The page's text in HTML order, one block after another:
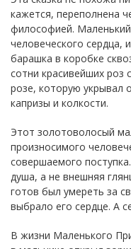
кажется, переполнена
философией.
человеческого сердца,
барашка в коробке
сотни красивейших роз
розе, которую укрывал
капризы и колкости.
Этот золотоволосый
произносимого
совершаемого
душа, а не внешняя
готов был умереть за
выбрало его сердце. А
В жизни Маленького